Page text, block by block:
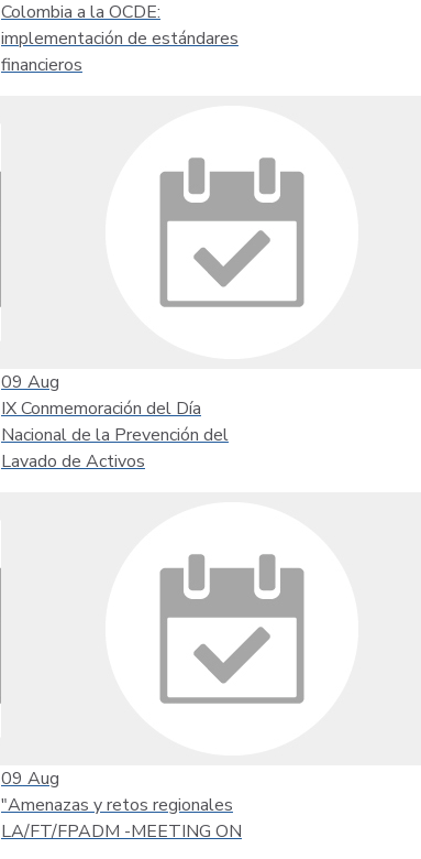
Colombia a la OCDE:
implementación de estándares
financieros
09 Aug
IX Conmemoración del Día
Nacional de la Prevención del
Lavado de Activos
09 Aug
"Amenazas y retos regionales
LA/FT/FPADM -MEETING ON